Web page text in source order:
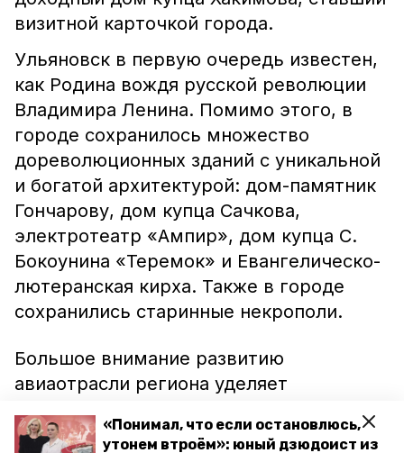
«Понимал, что если остановлюсь,
утонем втроём»: юный дзюдоист из
визитной карточкой города.
Ульяновск в первую очередь известен,
как Родина вождя русской революции
Владимира Ленина. Помимо этого, в
городе сохранилось множество
дореволюционных зданий с уникальной
и богатой архитектурой: дом-памятник
Гончарову, дом купца Сачкова,
электротеатр «Ампир», дом купца С.
Бокоунина «Теремок» и Евангелическо-
лютеранская кирха. Также в городе
сохранились старинные некрополи.
Большое внимание развитию
авиаотрасли региона уделяет
Владимиров. Ранее сообщалось, что